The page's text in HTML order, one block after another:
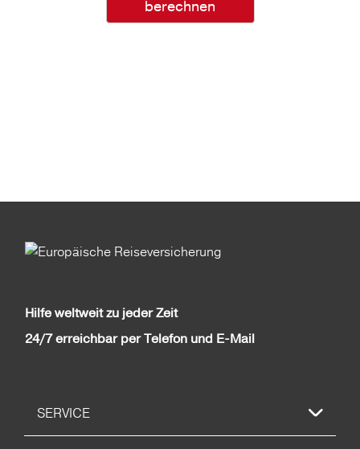
berechnen
Hilfe weltweit zu jeder Zeit
24/7 erreichbar per Telefon und E-Mail
SERVICE